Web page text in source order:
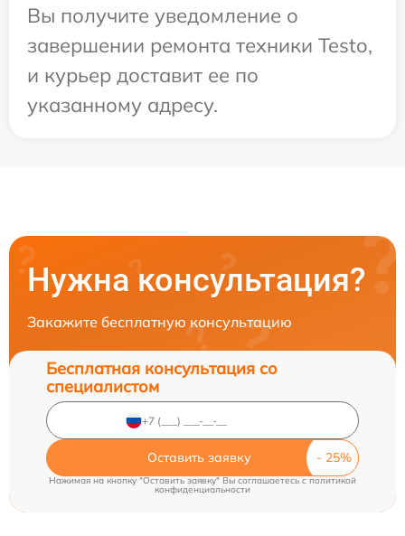
Вы получите уведомление о
завершении ремонта техники Testo,
и курьер доставит ее по
указанному адресу.
Нужна консультация?
Закажите бесплатную консультацию
Бесплатная консультация со
специалистом
Оставить заявку
Нажимая на кнопку "Оставить заявку" Вы соглашаетесь cполитикой
конфиденциальности